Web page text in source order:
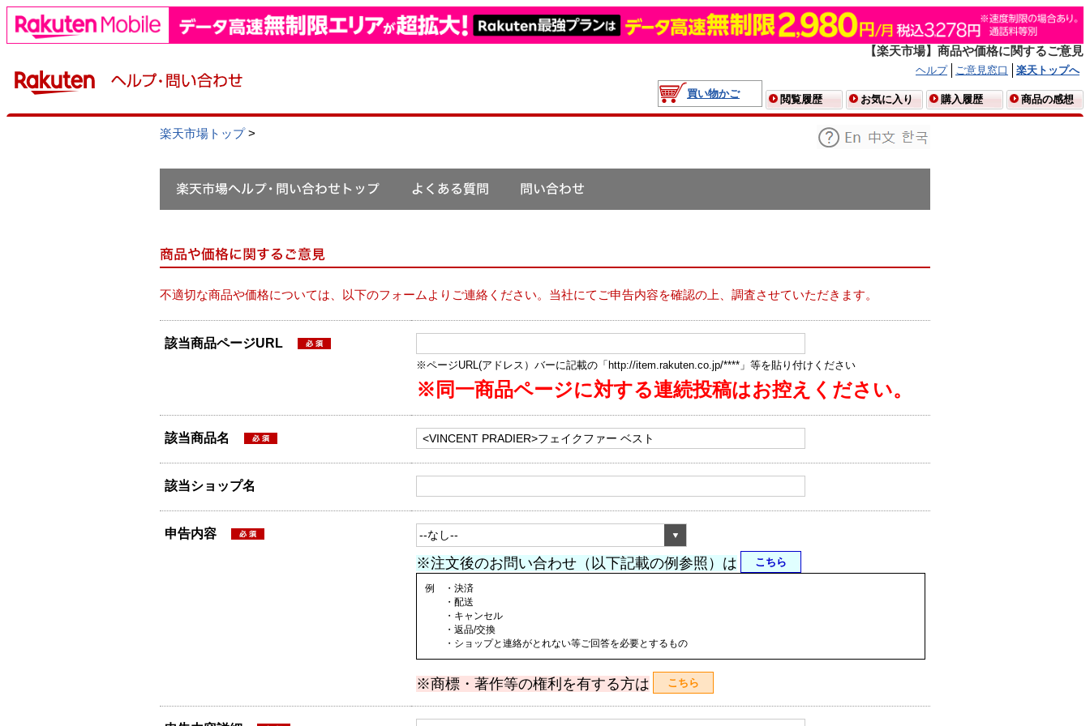
【楽天市場】商品や価格に関するご意見
ヘルプ ご意見窓口
楽天トップへ
買い物かご
閲覧履歴 お気に入り 購入履歴 商品の感想
楽天市場トップ>
不適切な商品や価格については、以下のフォームよりご連絡ください。当社にてご申告内容を確認の上、調査させていただきます。
該当商品ページURL
※ページURL(アドレス）バーに記載の「http://item.rakuten.co.jp/****」等を貼り付けください
※同一商品ページに対する連続投稿はお控えください。
該当商品名
該当ショップ名
申告内容
※注文後のお問い合わせ（以下記載の例参照）は こちら
例 ・決済
・配送
・キャンセル
・返品/交換
・ショップと連絡がとれない等ご回答を必要とするもの
※商標・著作等の権利を有する方は こちら